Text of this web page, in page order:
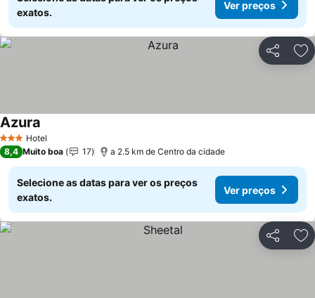
exatos.
Ver preços
Partilhar
3 EstrelasHotel
Azura
8,4 Muito boa 17 a 2.5 km de Centro da cidade
Selecione as datas para ver os preços
exatos.
Ver preços
Partilhar